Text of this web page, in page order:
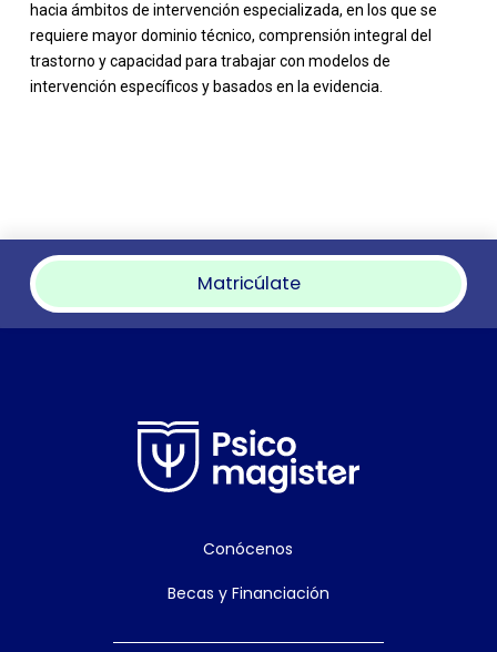
hacia ámbitos de intervención especializada, en los que se
requiere mayor dominio técnico, comprensión integral del
trastorno y capacidad para trabajar con modelos de
intervención específicos y basados en la evidencia.
Matricúlate
Conócenos
Becas y Financiación